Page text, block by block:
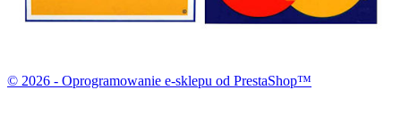
© 2026 - Oprogramowanie e-sklepu od PrestaShop™